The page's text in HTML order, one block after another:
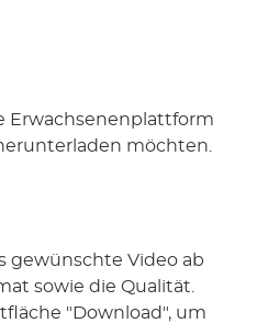
Erwachsenenplattform
möchten.
gewünschte Video ab
sowie die Qualität.
"Download", um